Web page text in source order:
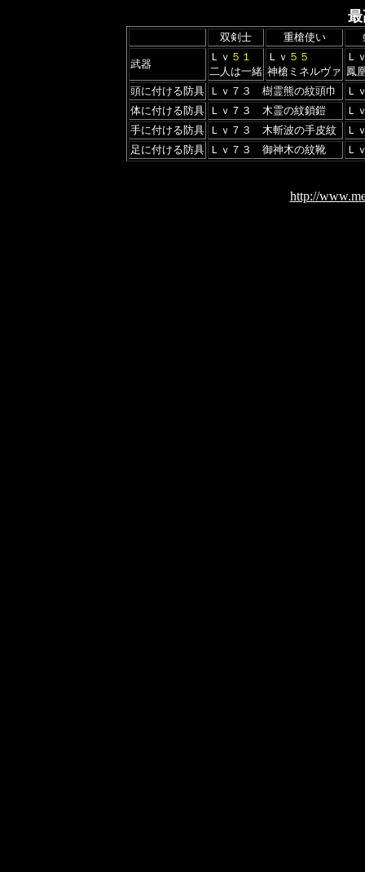
双剣士 重槍使い
武器
Ｌｖ ５１
二人は一緒
Ｌｖ ５５
神槍ミネルヴァ
Ｌ
鳳
頭に付ける防具 Ｌｖ７３ 樹霊熊の紋頭巾
Ｌ
体に付ける防具 Ｌｖ７３ 木霊の紋鎖鎧
Ｌ
手に付ける防具 Ｌｖ７３ 木斬波の手皮紋
Ｌ
足に付ける防具 Ｌｖ７３ 御神木の紋靴 Ｌ
http://